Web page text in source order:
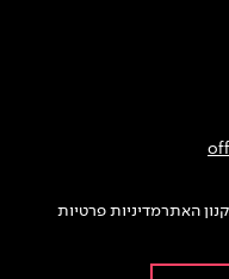
האתרמדיניות פרטיות